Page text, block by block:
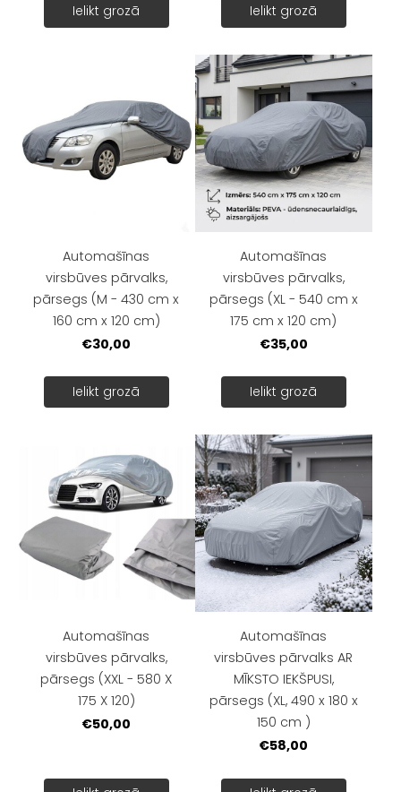
Ielikt grozā Ielikt grozā
Automašīnas
virsbūves pārvalks,
pārsegs (M - 430 cm x
160 cm x 120 cm)
€30,00
Ielikt grozā
Automašīnas
virsbūves pārvalks,
pārsegs (XL - 540 cm x
175 cm x 120 cm)
€35,00
Ielikt grozā
Automašīnas
virsbūves pārvalks,
pārsegs (XXL - 580 X
175 X 120)
€50,00
Automašīnas
virsbūves pārvalks AR
MĪKSTO IEKŠPUSI,
pārsegs (XL, 490 x 180 x
150 cm )
€58,00